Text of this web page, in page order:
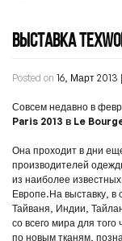
ВЫСТАВКА
Posted on 16, Март 2013 |
Совсем недавно в
Paris 2013 в Le
Она проходит в дни
производителей
из наиболее
Европе.На выставку, в
Тайваня, Индии,
со всего мира для
по новым тканям,